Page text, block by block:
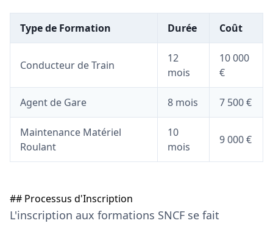
Type de Formation Durée Coût
Conducteur de Train
12
mois
10 000
€
Agent de Gare 8 mois 7 500 €
Maintenance Matériel
Roulant
10
mois
9 000 €
## Processus d'Inscription
L'inscription aux formations SNCF se fait